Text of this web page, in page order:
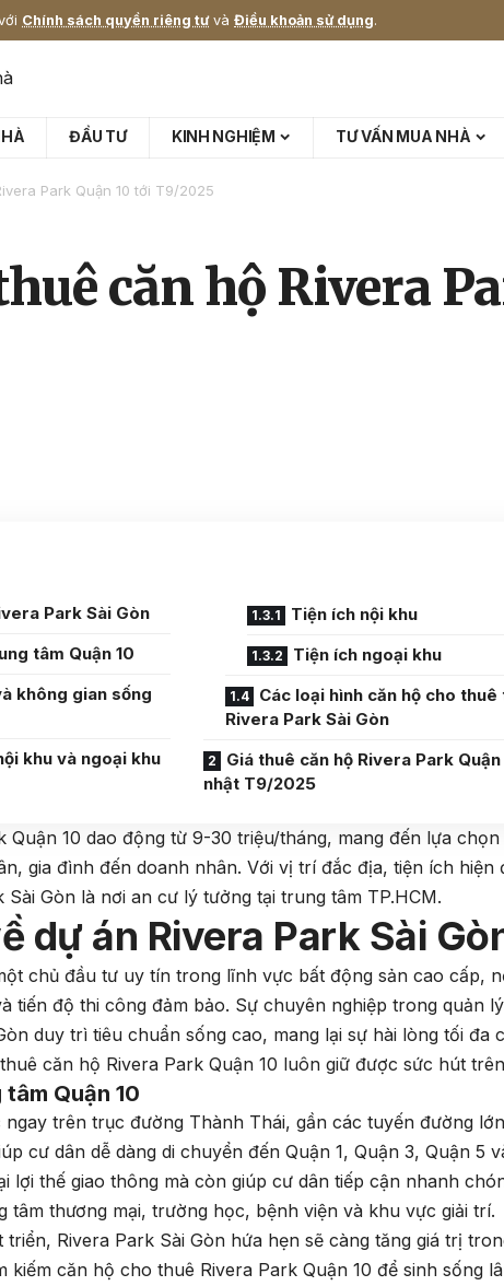
Chính sách quyền riêng tưvà Điều khoản sử dụng.
ĐẦU TƯ KINH NGHIỆM TƯ VẤN MUA NHÀ
Park Quận 10 tới T9/2025
căn hộ Rivera
Park Sài Gòn
tâm Quận 10
không gian sống
khu và ngoại khu
Tiện ích nội khu
Tiện ích ngoại khu
Các loại hình căn hộ cho thuê
Rivera Park Sài Gòn
Giá thuê căn hộ Rivera Park Quận
nhật T9/2025
Quận 10 dao động từ 9-30 triệu/tháng, mang đến lựa chọn
gia đình đến doanh nhân. Với vị trí đắc địa, tiện ích hiện
Gòn là nơi an cư lý tưởng tại trung tâm TP.HCM.
dự án Rivera Park Sài
chủ đầu tư uy tín trong lĩnh vực bất động sản cao cấp,
tiến độ thi công đảm bảo. Sự chuyên nghiệp trong quản
duy trì tiêu chuẩn sống cao, mang lại sự hài lòng tối đa
căn hộ Rivera Park Quận 10 luôn giữ được sức hút
Quận 10
ngay trên trục đường Thành Thái, gần các tuyến đường
cư dân dễ dàng di chuyển đến Quận 1, Quận 3, Quận 5
lợi thế giao thông mà còn giúp cư dân tiếp cận nhanh
tâm thương mại, trường học, bệnh viện và khu vực giải trí.
Rivera Park Sài Gòn hứa hẹn sẽ càng tăng giá trị
kiếm căn hộ cho thuê Rivera Park Quận 10 để sinh sống